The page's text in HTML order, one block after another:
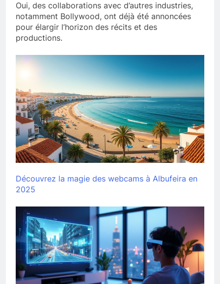
Oui, des collaborations avec d’autres industries,
notamment Bollywood, ont déjà été annoncées
pour élargir l’horizon des récits et des
productions.
Découvrez la magie des webcams à Albufeira en
2025